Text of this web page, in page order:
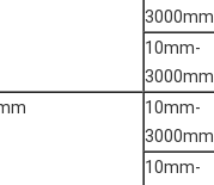
3000mm
10mm-
3000mm
10mm-
3000mm
10mm-